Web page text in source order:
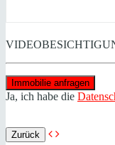
Ja, ich habe die
Zurück